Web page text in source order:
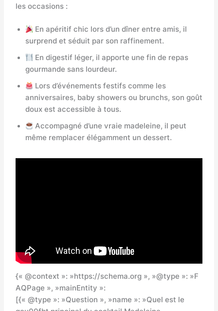
les occasions :
En apéritif chic lors d’un dîner entre amis, il
surprend et séduit par son raffinement.
En digestif léger, il apporte une fin de repas
gourmande sans lourdeur.
Lors d’événements festifs comme les
anniversaires, baby showers ou brunchs, son goût
doux est accessible à tous.
Accompagné d’une vraie madeleine, il peut
même remplacer élégamment un dessert.
{« @context »: »https://schema.org », »@type »: »F
AQPage », »mainEntity »:
[{« @type »: »Question », »name »: »Quel est le